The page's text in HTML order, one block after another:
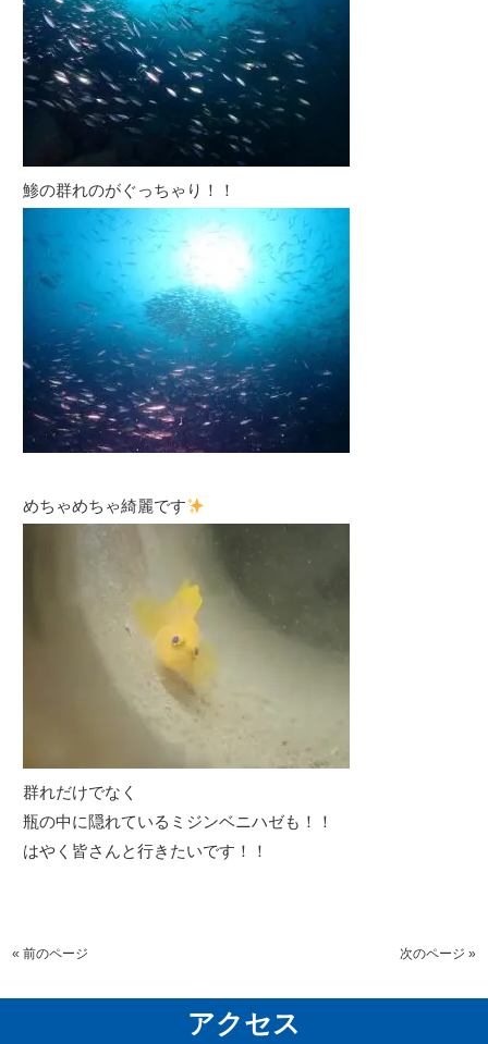
鯵の群れのがぐっちゃり！！
めちゃめちゃ綺麗です
群れだけでなく
瓶の中に隠れているミジンベニハゼも！！
はやく皆さんと行きたいです！！
« 前のページ 次のページ »
アクセス